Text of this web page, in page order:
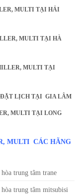
MULTI TẠI HẢI
MULTI TẠI HÀ
MULTI TẠI
ĐẶT LỊCH TẠI GIA LÂM
MULTI TẠI LONG
MULTI CÁC HÃNG
trung tâm trane
hòa trung tâm mitsubisi